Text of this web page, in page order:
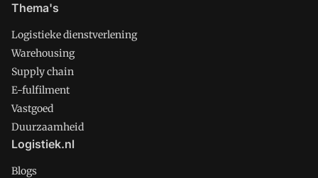
Thema's
Logistieke dienstverlening
Warehousing
Supply chain
E-fulfilment
Vastgoed
Duurzaamheid
Logistiek.nl
Blogs